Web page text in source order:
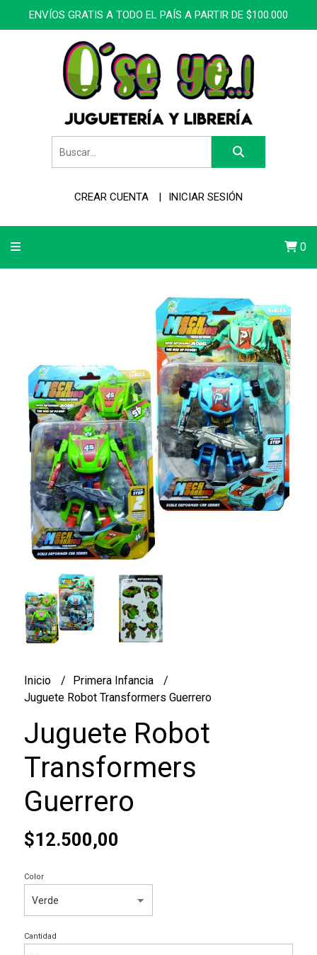
ENVÍOS GRATIS A TODO EL PAÍS A PARTIR DE $100.000
CREAR CUENTA INICIAR SESIÓN
0
Inicio
Primera Infancia
Juguete Robot Transformers Guerrero
Juguete Robot
Transformers
Guerrero
$12.500,00
Color
Cantidad